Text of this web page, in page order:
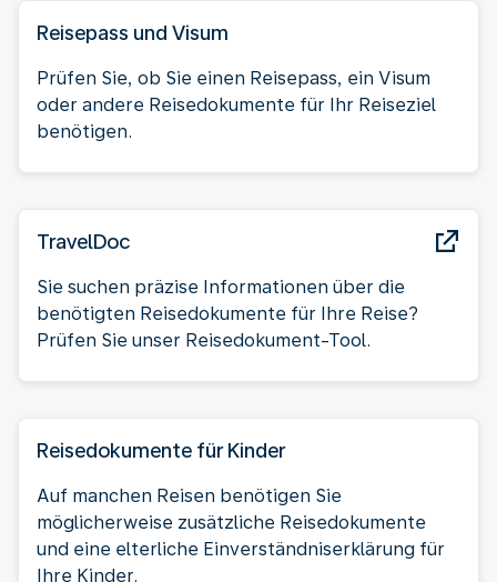
Reisepass und Visum
Prüfen Sie, ob Sie einen Reisepass, ein Visum
oder andere Reisedokumente für Ihr Reiseziel
benötigen.
TravelDoc
Sie suchen präzise Informationen über die
benötigten Reisedokumente für Ihre Reise?
Prüfen Sie unser Reisedokument-Tool.
Reisedokumente für Kinder
Auf manchen Reisen benötigen Sie
möglicherweise zusätzliche Reisedokumente
und eine elterliche Einverständniserklärung für
Ihre Kinder.